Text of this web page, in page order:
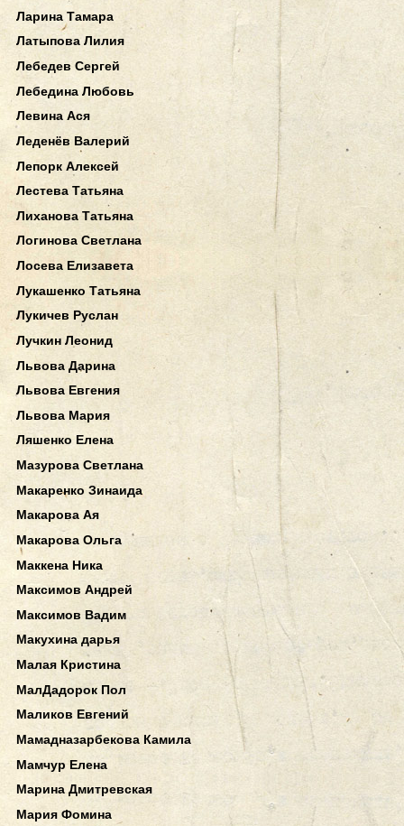
Ларина Тамара
Латыпова Лилия
Лебедев Сергей
Лебедина Любовь
Левина Ася
Леденёв Валерий
Лепорк Алексей
Лестева Татьяна
Лиханова Татьяна
Логинова Светлана
Лосева Елизавета
Лукашенко Татьяна
Лукичев Руслан
Лучкин Леонид
Львова Дарина
Львова Евгения
Львова Мария
Ляшенко Елена
Мазурова Светлана
Макаренко Зинаида
Макарова Ая
Макарова Ольга
Маккена Ника
Максимов Андрей
Максимов Вадим
Макухина дарья
Малая Кристина
МалДадорок Пол
Маликов Евгений
Мамадназарбекова Камила
Мамчур Елена
Марина Дмитревская
Мария Фомина